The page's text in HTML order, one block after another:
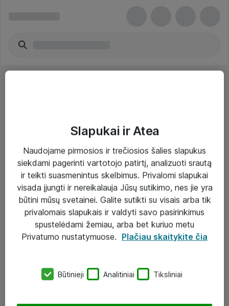
Paslaugos
Sprendimai
Įgyvendinti projektai
Atea ekspertų patarimai verslui
eShop@atea.lt
Slapukai ir Atea
Naudojame pirmosios ir trečiosios šalies slapukus
siekdami pagerinti vartotojo patirtį, analizuoti srautą
ir teikti suasmenintus skelbimus. Privalomi slapukai
visada įjungti ir nereikalauja Jūsų sutikimo, nes jie yra
būtini mūsų svetainei. Galite sutikti su visais arba tik
privalomais slapukais ir valdyti savo pasirinkimus
spustelėdami žemiau, arba bet kuriuo metu
Privatumo nustatymuose. Plačiau skaitykite čia
Būtinieji Analitiniai Tiksliniai